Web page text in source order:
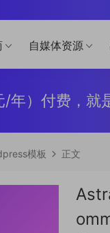
自媒体资源
）付费，就
模板 正文